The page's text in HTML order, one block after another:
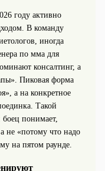
году активно
В команду
иногда
по мма для
консалтинг, а
Пиковая форма
а на конкретное
Такой
боец понимает,
не «потому что надо
на пятом раунде.